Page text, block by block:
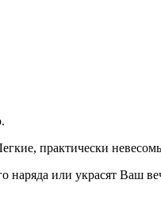
практически
наряда или украсят Ваш